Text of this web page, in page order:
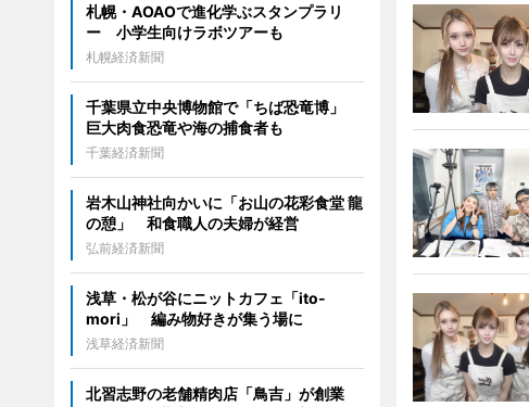
札幌・AOAOで進化学ぶスタンプラリ
ー 小学生向けラボツアーも
札幌経済新聞
千葉県立中央博物館で「ちば恐竜博」
巨大肉食恐竜や海の捕食者も
千葉経済新聞
岩木山神社向かいに「お山の花彩食堂 龍
の憩」 和食職人の夫婦が経営
弘前経済新聞
浅草・松が谷にニットカフェ「ito-
mori」 編み物好きが集う場に
浅草経済新聞
北習志野の老舗精肉店「鳥吉」が創業